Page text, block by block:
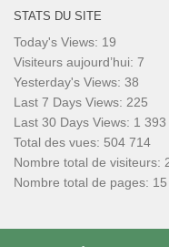
STATS DU SITE
Today's Views: 19
Visiteurs aujourd’hui: 7
Yesterday's Views: 38
Last 7 Days Views: 225
Last 30 Days Views: 1 393
Total des vues: 504 714
Nombre total de visiteurs:
Nombre total de pages: 15